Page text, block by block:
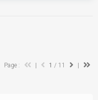
Page : 1 / 11